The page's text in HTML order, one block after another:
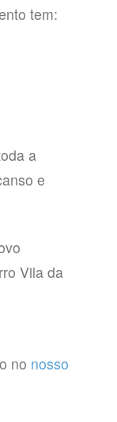
tem:
a
e
Vila da
no nosso